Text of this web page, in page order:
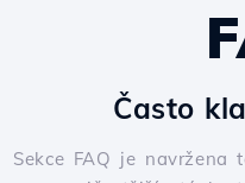
Často
Sekce FAQ je navržena